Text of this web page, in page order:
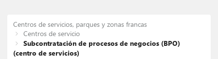
Centros de servicios, parques y zonas francas
Centros de servicio
Subcontratación de procesos de negocios (BPO)
(centro de servicios)